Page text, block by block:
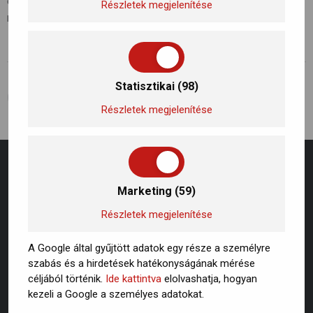
Részletek megjelenítése
Statisztikai (98)
Részletek megjelenítése
Marketing (59)
Részletek megjelenítése
A Google által gyűjtött adatok egy része a személyre
szabás és a hirdetések hatékonyságának mérése
céljából történik. Ide kattintva elolvashatja, hogyan
kezeli a Google a személyes adatokat.
részletekért!
Hogyan csökkenthető a légszennyezettség? Mit tehetünk?
KÖVETKEZŐ BEJEGYZÉS